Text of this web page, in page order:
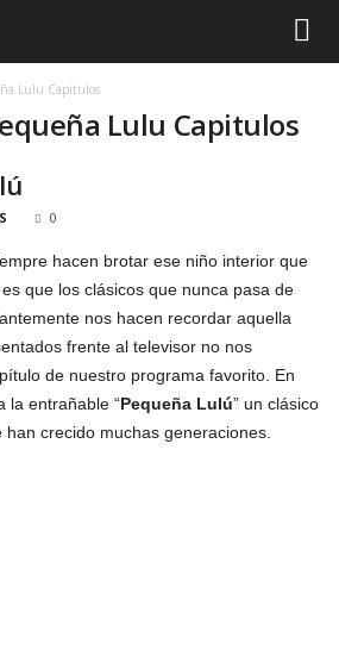
Lulu Capitulos
Lulu Capitulos
0
hacen brotar ese niño interior que
que los clásicos que nunca pasa de
nos hacen recordar aquella
frente al televisor no nos
de nuestro programa favorito. En
la entrañable “Pequeña Lulú” un clásico
crecido muchas generaciones.